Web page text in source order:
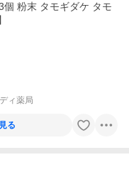
粉末 タモギダケ タモ
ィ薬局
る